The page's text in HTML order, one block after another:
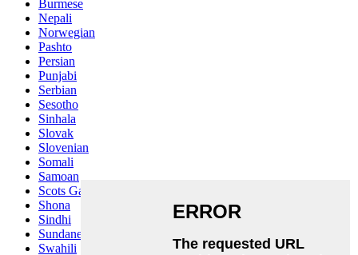
Burmese
Nepali
Norwegian
Pashto
Persian
Punjabi
Serbian
Sesotho
Sinhala
Slovak
Slovenian
Somali
Samoan
Scots Gaelic
Shona
Sindhi
Sundanese
Swahili